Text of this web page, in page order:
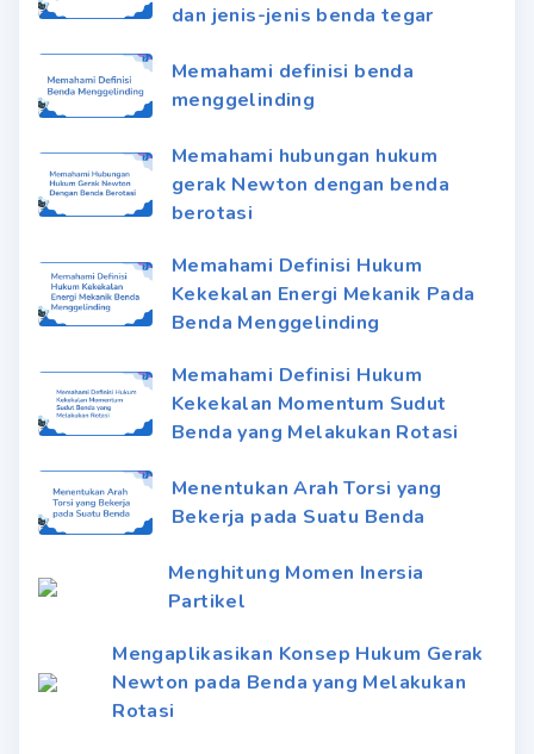
dan jenis-jenis benda tegar
Memahami definisi benda
menggelinding
Memahami hubungan hukum
gerak Newton dengan benda
berotasi
Memahami Definisi Hukum
Kekekalan Energi Mekanik Pada
Benda Menggelinding
Memahami Definisi Hukum
Kekekalan Momentum Sudut
Benda yang Melakukan Rotasi
Menentukan Arah Torsi yang
Bekerja pada Suatu Benda
Menghitung Momen Inersia
Partikel
Mengaplikasikan Konsep Hukum Gerak
Newton pada Benda yang Melakukan
Rotasi